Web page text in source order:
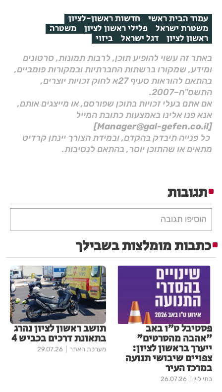
עמוד הבית ראשי חדשות ראשון-לציון
משטרת ישראל פלילי ראשון לציון משטרה
ראשון לציון דגל ישראל ביזוי
באתר זה עשוי להופיע תוכן, לרבות תמונות, סרטונים
ומידע, שמקורו ברשתות החברתיות ובמקורות פומביים,
בהתאם להוראות סעיף 27א לחוק זכויות יוצרים,
התשס"ח–2007.
אם אתם בעלי זכויות בתוכן שפורסם, או מייצגים אותם,
אנא פנו אלינו באמצעות כתובת המייל
[Manager@gal-gefen.co.il]
כל פנייה תיבדק בהקדם, ובמידת הצורך יינתן קרדיט
מתאים או שהתוכן יוסר, בהתאם לנסיבות.
תגובות
הוסיפו תגובה
כתבות מומלצות בשבילך
פסטיבל ט״ו באב
"אהבה מהסרטים"
ייערך בראשון לציון:
צפויים שיבושי תנועה
במרכז העיר
בתי לוין 26.07.26
תושב ראשון לציון נהרג
בתאונת דרכים בכביש 4
מערכת האתר 29.07.26